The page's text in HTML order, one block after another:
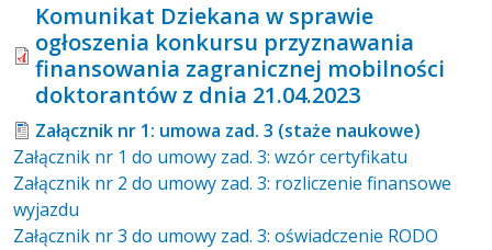
Komunikat Dziekana w sprawie
ogłoszenia konkursu przyznawania
finansowania zagranicznej mobilności
doktorantów z dnia 21.04.2023
Załącznik nr 1: umowa zad. 3 (staże naukowe)
Załącznik nr 1 do umowy zad. 3: wzór certyfikatu
Załącznik nr 2 do umowy zad. 3: rozliczenie finansowe
wyjazdu
Załącznik nr 3 do umowy zad. 3: oświadczenie RODO